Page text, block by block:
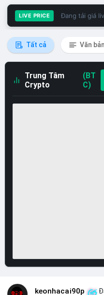
LIVE PRICE Đang tải giá
Tất cả Văn bản
Trung Tâm
Crypto
(BT
C)
keonhacai90p